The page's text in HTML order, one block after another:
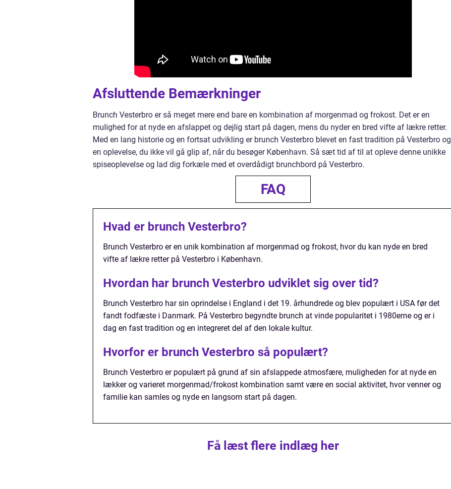
Afsluttende Bemærkninger
Brunch Vesterbro er så meget mere end bare en kombination af morgenmad og frokost. Det er en
mulighed for at nyde en afslappet og dejlig start på dagen, mens du nyder en bred vifte af lækre retter.
Med en lang historie og en fortsat udvikling er brunch Vesterbro blevet en fast tradition på Vesterbro og
en oplevelse, du ikke vil gå glip af, når du besøger København. Så sæt tid af til at opleve denne unikke
spiseoplevelse og lad dig forkæle med et overdådigt brunchbord på Vesterbro.
FAQ
Hvad er brunch Vesterbro?
Brunch Vesterbro er en unik kombination af morgenmad og frokost, hvor du kan nyde en bred
vifte af lækre retter på Vesterbro i København.
Hvordan har brunch Vesterbro udviklet sig over tid?
Brunch Vesterbro har sin oprindelse i England i det 19. århundrede og blev populært i USA før det
fandt fodfæste i Danmark. På Vesterbro begyndte brunch at vinde popularitet i 1980erne og er i
dag en fast tradition og en integreret del af den lokale kultur.
Hvorfor er brunch Vesterbro så populært?
Brunch Vesterbro er populært på grund af sin afslappede atmosfære, muligheden for at nyde en
lækker og varieret morgenmad/frokost kombination samt være en social aktivitet, hvor venner og
familie kan samles og nyde en langsom start på dagen.
Få læst flere indlæg her